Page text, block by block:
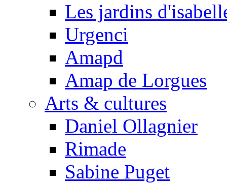
Les jardins
Urgenci
Amapd
Amap de Lorgues
Arts & cultures
Daniel Ollagnier
Rimade
Sabine Puget